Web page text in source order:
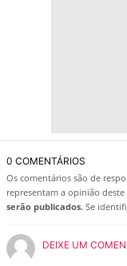
0 COMENTÁRIOS
Os comentários são de
representam a opinião deste
serão publicados. Se
DEIXE UM